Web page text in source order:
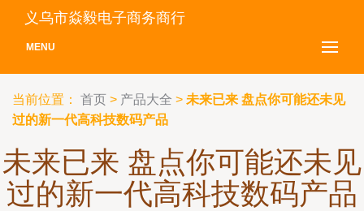
义乌市焱毅电子商务商行
MENU
当前位置： 首页 > 产品大全 > 未来已来 盘点你可能还未见
过的新一代高科技数码产品
未来已来 盘点你可能还未见
过的新一代高科技数码产品